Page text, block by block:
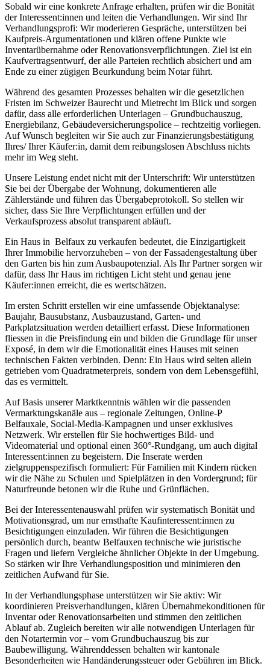
Sobald wir eine konkrete Anfrage erhalten, prüfen wir die Bonität
der Interessent:innen und leiten die Verhandlungen. Wir sind Ihr
Verhandlungsprofi: Wir moderieren Gespräche, unterstützen bei
Kaufpreis-Argumentationen und klären offene Punkte wie
Inventarübernahme oder Renovationsverpflichtungen. Ziel ist ein
Kaufvertragsentwurf, der alle Parteien rechtlich absichert und am
Ende zu einer zügigen Beurkundung beim Notar führt.
Während des gesamten Prozesses behalten wir die gesetzlichen
Fristen im Schweizer Baurecht und Mietrecht im Blick und sorgen
dafür, dass alle erforderlichen Unterlagen – Grundbuchauszug,
Energiebilanz, Gebäudeversicherungspolice – rechtzeitig vorliegen.
Auf Wunsch begleiten wir Sie auch zur Finanzierungsbestätigung
Ihres/ Ihrer Käufer:in, damit dem reibungslosen Abschluss nichts
mehr im Weg steht.
Unsere Leistung endet nicht mit der Unterschrift: Wir unterstützen
Sie bei der Übergabe der Wohnung, dokumentieren alle
Zählerstände und führen das Übergabeprotokoll. So stellen wir
sicher, dass Sie Ihre Verpflichtungen erfüllen und der
Verkaufsprozess absolut transparent abläuft.
Ein Haus in Belfaux zu verkaufen bedeutet, die Einzigartigkeit
Ihrer Immobilie hervorzuheben – von der Fassadengestaltung über
den Garten bis hin zum Ausbaupotenzial. Als Ihr Partner sorgen wir
dafür, dass Ihr Haus im richtigen Licht steht und genau jene
Käufer:innen erreicht, die es wertschätzen.
Im ersten Schritt erstellen wir eine umfassende Objektanalyse:
Baujahr, Bausubstanz, Ausbauzustand, Garten- und
Parkplatzsituation werden detailliert erfasst. Diese Informationen
fliessen in die Preisfindung ein und bilden die Grundlage für unser
Exposé, in dem wir die Emotionalität eines Hauses mit seinen
technischen Fakten verbinden. Denn: Ein Haus wird selten allein
getrieben vom Quadratmeterpreis, sondern von dem Lebensgefühl,
das es vermittelt.
Auf Basis unserer Marktkenntnis wählen wir die passenden
Vermarktungskanäle aus – regionale Zeitungen, Online-P
Belfauxale, Social-Media-Kampagnen und unser exklusives
Netzwerk. Wir erstellen für Sie hochwertiges Bild- und
Videomaterial und optional einen 360°-Rundgang, um auch digital
Interessent:innen zu begeistern. Die Inserate werden
zielgruppenspezifisch formuliert: Für Familien mit Kindern rücken
wir die Nähe zu Schulen und Spielplätzen in den Vordergrund; für
Naturfreunde betonen wir die Ruhe und Grünflächen.
Bei der Interessentenauswahl prüfen wir systematisch Bonität und
Motivationsgrad, um nur ernsthafte Kaufinteressent:innen zu
Besichtigungen einzuladen. Wir führen die Besichtigungen
persönlich durch, beantw Belfauxen technische wie juristische
Fragen und liefern Vergleiche ähnlicher Objekte in der Umgebung.
So stärken wir Ihre Verhandlungsposition und minimieren den
zeitlichen Aufwand für Sie.
In der Verhandlungsphase unterstützen wir Sie aktiv: Wir
koordinieren Preisverhandlungen, klären Übernahmekonditionen für
Inventar oder Renovationsarbeiten und stimmen den zeitlichen
Ablauf ab. Zugleich bereiten wir alle notwendigen Unterlagen für
den Notartermin vor – vom Grundbuchauszug bis zur
Baubewilligung. Währenddessen behalten wir kantonale
Besonderheiten wie Handänderungssteuer oder Gebühren im Blick.